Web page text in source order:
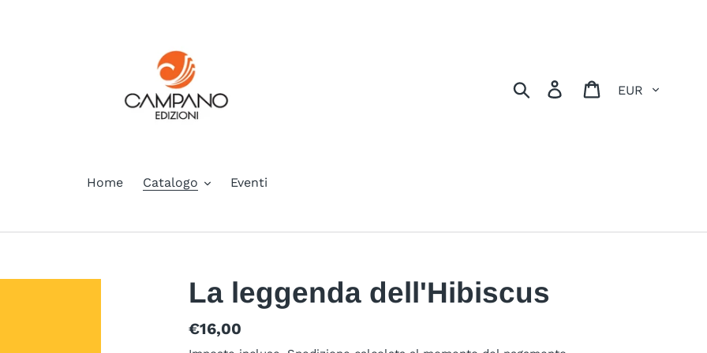
Cerca
Accedi Carrello
Home Catalogo Eventi
La leggenda dell'Hibiscus
Prezzo
€16,00